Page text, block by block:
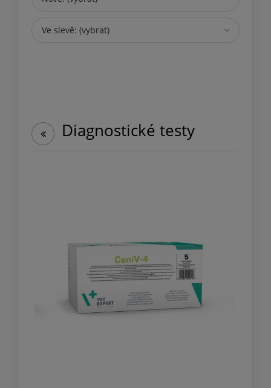
Ve slevě: (vybrat)
Diagnostické testy